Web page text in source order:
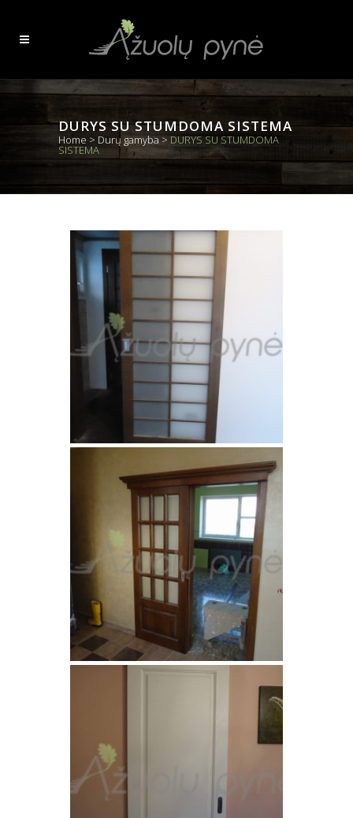
DURYS SU STUMDOMA SISTEMA
Home > Durų gamyba>DURYS SU STUMDOMA
SISTEMA